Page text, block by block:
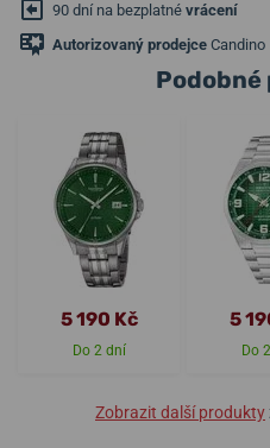
90 dní na bezplatné vrácení
Autorizovaný prodejce Candino
5 190 Kč
Do 2 dní
5
Do
Zobrazit další produkty